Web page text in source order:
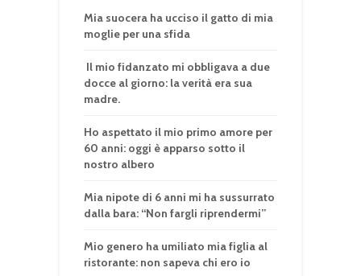
Mia suocera ha ucciso il gatto di mia
moglie per una sfida
Il mio fidanzato mi obbligava a due
docce al giorno: la verità era sua
madre.
Ho aspettato il mio primo amore per
60 anni: oggi è apparso sotto il
nostro albero
Mia nipote di 6 anni mi ha sussurrato
dalla bara: “Non fargli riprendermi”
Mio genero ha umiliato mia figlia al
ristorante: non sapeva chi ero io